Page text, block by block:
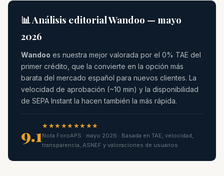
📊 Análisis editorial Wandoo — mayo
2026
Wandoo es nuestra mejor valorada por el 0% TAE del
primer crédito, que la convierte en la opción más
barata del mercado español para nuevos clientes. La
velocidad de aprobación (~10 min) y la disponibilidad
de SEPA Instant la hacen también la más rápida.
9.1★★★★★★★★★
Nota ForoAPS · mayo 2026 · Basada en TAE, velocidad,
transparencia, ASNEF y valoraciones de usuarios